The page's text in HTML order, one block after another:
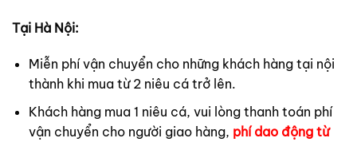
Tại Hà Nội:
Miễn phí vận chuyển cho những khách hàng tại nội
thành khi mua từ 2 niêu cá trở lên.
Khách hàng mua 1 niêu cá, vui lòng thanh toán phí
vận chuyển cho người giao hàng, phí dao động từ